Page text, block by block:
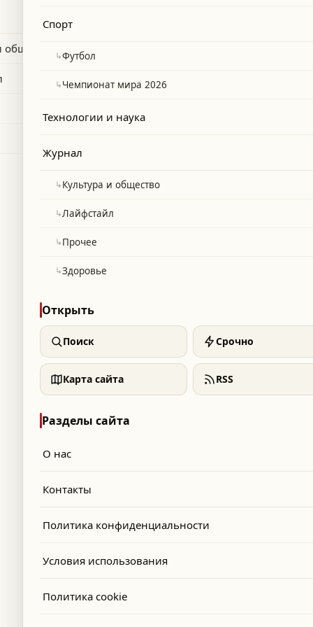
на чемпионат мира 2026.
Спорт
↳Футбол
↳Чемпионат мира 2026
Технологии и наука
Журнал
↳Культура и общество
↳Лайфстайл
↳Прочее
↳Здоровье
Открыть
Поиск Срочно
Карта сайта RSS
Разделы сайта
О нас
Контакты
Политика конфиденциальности
Условия использования
Политика cookie